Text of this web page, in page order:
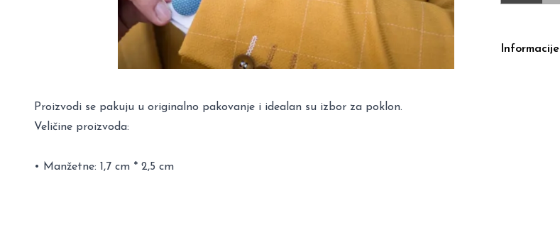
Informacije
Proizvodi se pakuju u originalno pakovanje i idealan su izbor za poklon.
Veličine proizvoda:
• Manžetne: 1,7 cm * 2,5 cm